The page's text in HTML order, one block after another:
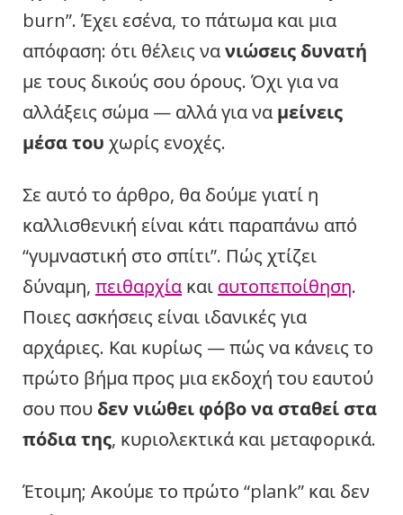
burn”. Έχει εσένα, το πάτωμα και μια
απόφαση: ότι θέλεις νανιώσεις δυνατή
με τους δικούς σου όρους. Όχι για να
αλλάξεις σώμα — αλλά για να μείνεις
μέσα του χωρίς ενοχές.
Σε αυτό το άρθρο, θα δούμε γιατί η
καλλισθενική είναι κάτι παραπάνω από
“γυμναστική στο σπίτι”. Πώς χτίζει
δύναμη, πειθαρχία και αυτοπεποίθηση.
Ποιες ασκήσεις είναι ιδανικές για
αρχάριες. Και κυρίως — πώς να κάνεις το
πρώτο βήμα προς μια εκδοχή του εαυτού
σου που δεν νιώθει φόβο να σταθεί στα
πόδια της, κυριολεκτικά και μεταφορικά.
Έτοιμη; Ακούμε το πρώτο “plank” και δεν